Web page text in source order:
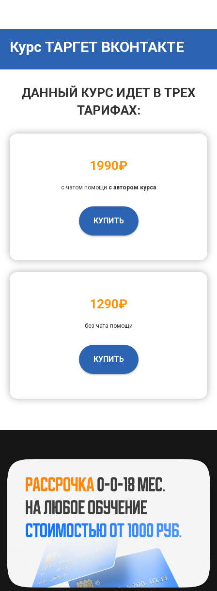
Курс ТАРГЕТ ВКОНТАКТЕ
ДАННЫЙ КУРС ИДЕТ В ТРЕХ
ТАРИФАХ:
1990₽
с чатом помощи с автором курса
КУПИТЬ
1290₽
без чата помощи
КУПИТЬ
Дейтвует система рассрочки и прием
иностранных платежей по картам
© 2025 Копирование и распространение
информации данного сайта запрещено
ИП Зарубежная Людмила
Валерьевна
ИНН 132811256785
ОГРНИП 323130000032419
Пользовательское соглашение
Обработка персональных данных
Договор оферты